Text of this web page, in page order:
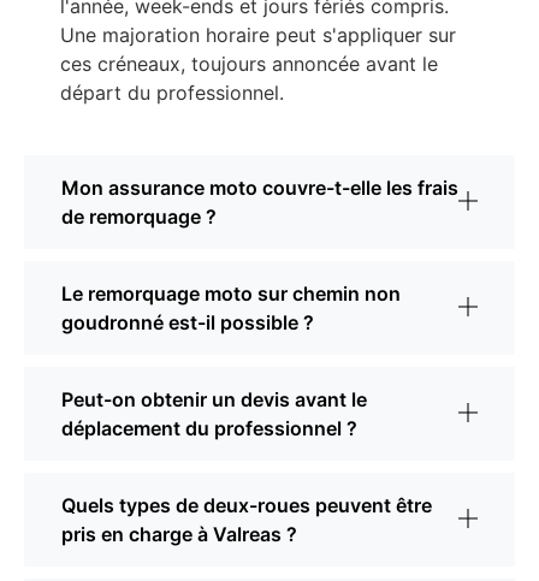
l'année, week-ends et jours fériés compris.
Une majoration horaire peut s'appliquer sur
ces créneaux, toujours annoncée avant le
départ du professionnel.
Mon assurance moto couvre-t-elle les frais
de remorquage ?
Le remorquage moto sur chemin non
goudronné est-il possible ?
Peut-on obtenir un devis avant le
déplacement du professionnel ?
Quels types de deux-roues peuvent être
pris en charge à Valreas ?